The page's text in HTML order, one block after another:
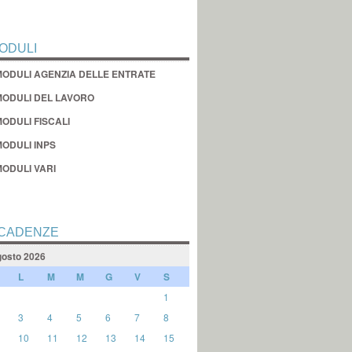
AGENZIA DELLE ENTRATE
DEL LAVORO
FISCALI
INPS
VARI
2026
L M M G V S
1
3 4 5 6 7
8
10 11 12 13 14
15